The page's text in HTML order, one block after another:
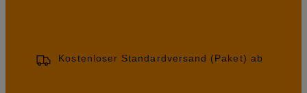
Kostenloser Standardversand (Paket) ab